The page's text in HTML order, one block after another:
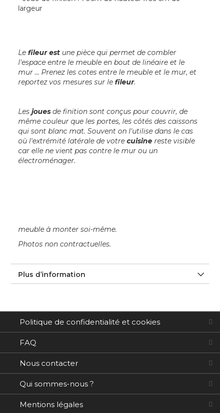
largeur
Lefileur est une pièce qui permet de combler
l'espace entre le meuble en bout de linéaire et le
mur ... Prenez les cotes entre le meuble et le mur, et
reportez vos mesures sur lefileur.
Lesjoues de finition sont conçus pour couvrir, de
même couleur que les portes, les côtés des caissons
qui sont blanc mat. Souvent on l'utilise dans le cas
où l'extrémité latérale de votrecuisine reste visible
car elle ne vient pas contre le mur ou un
électroménager.
meuble à monter soi-même.
Photos non contractuelles.
Plus d’information
Politique de confidentialité et cookies
FAQ
Nous contacter
Qui sommes-nous ?
Mentions légales